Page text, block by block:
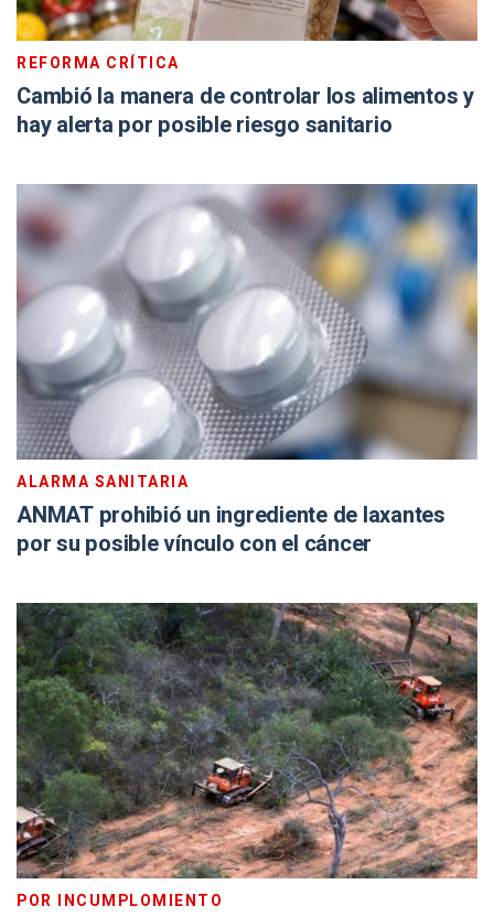
REFORMA CRÍTICA
Cambió la manera de controlar los alimentos y
hay alerta por posible riesgo sanitario
ALARMA SANITARIA
ANMAT prohibió un ingrediente de laxantes
por su posible vínculo con el cáncer
POR INCUMPLOMIENTO